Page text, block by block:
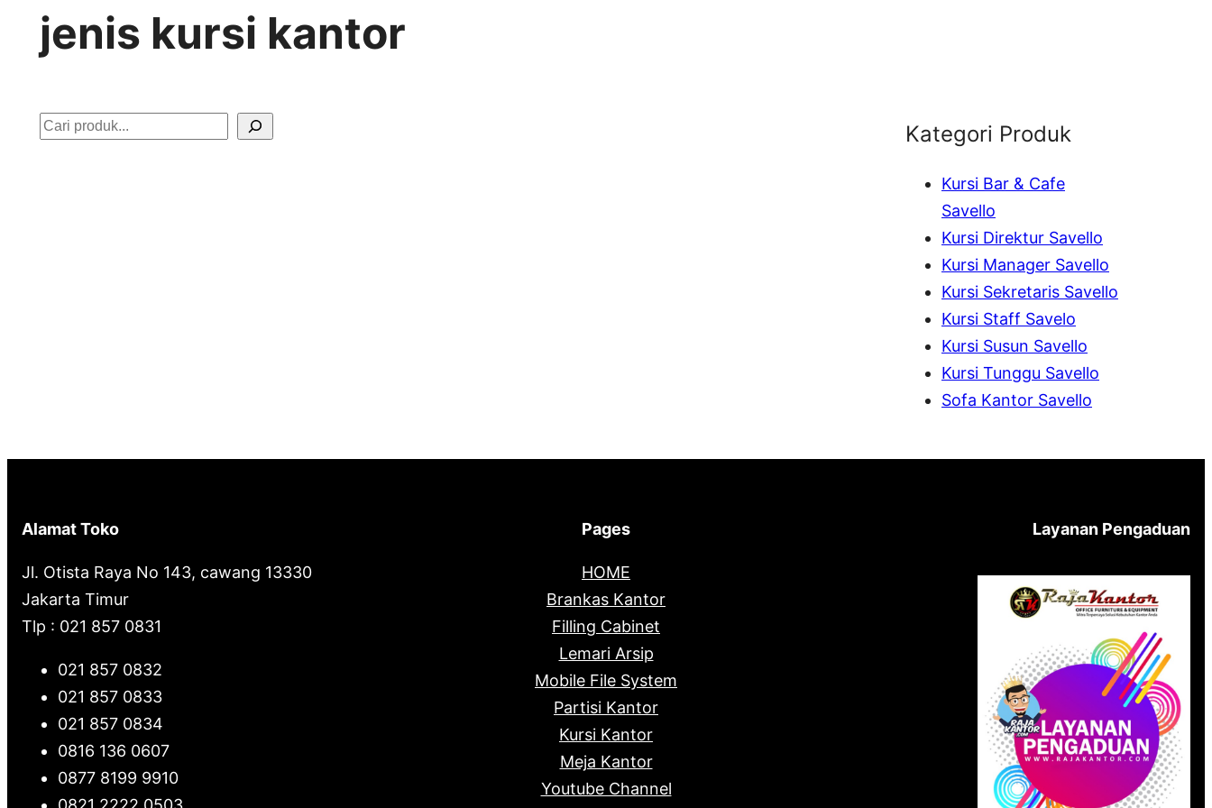
jenis kursi kantor
S
Kategori Produk
Kursi Bar & Cafe
Savello
Kursi Direktur Savello
Kursi Manager Savello
Kursi Sekretaris Savello
Kursi Staff Savelo
Kursi Susun Savello
Kursi Tunggu Savello
Sofa Kantor Savello
Alamat Toko
Jl. Otista Raya No 143, cawang 13330
Jakarta Timur
Tlp : 021 857 0831
021 857 0832
021 857 0833
021 857 0834
0816 136 0607
0877 8199 9910
Pages
HOME
Brankas Kantor
Filling Cabinet
Lemari Arsip
Mobile File System
Partisi Kantor
Kursi Kantor
Meja Kantor
Youtube Channel
Layanan Pengaduan